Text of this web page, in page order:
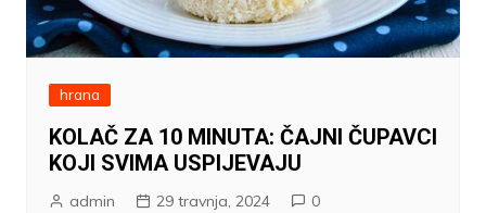
hrana
KOLAČ ZA 10 MINUTA: ČAJNI ČUPAVCI
KOJI SVIMA USPIJEVAJU
admin 29 travnja, 2024 0